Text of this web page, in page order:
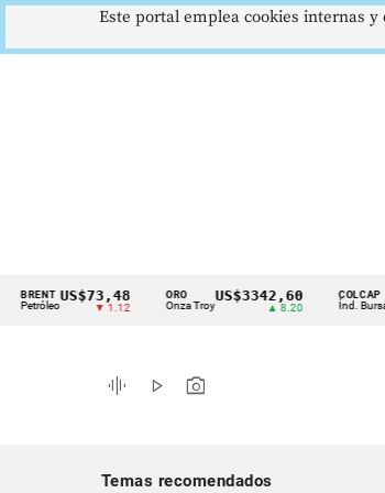
Cintillo
indicadores
económicos
US$73,48
▼ 1.12
ORO
Onza Troy
US$3342,60 COLCAP
Índ. Bursátil
graphic_eq play_arrow photo_camera
Temas recomendados
Este portal emplea cookies internas